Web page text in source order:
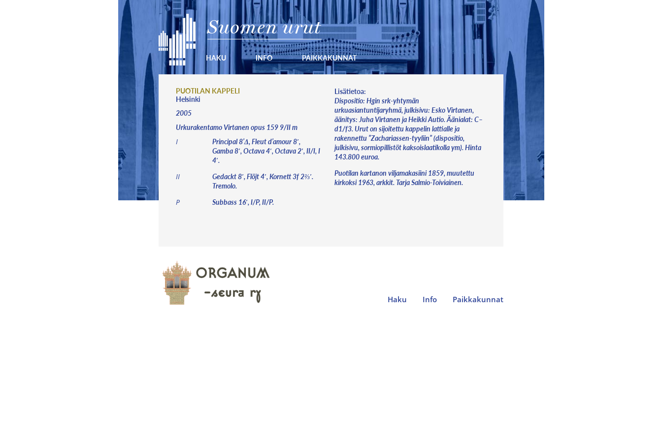
Suomen urut
HAKU INFO PAIKKAKUNNAT
PUOTILAN KAPPELI
Helsinki
2005
Urkurakentamo Virtanen opus 159 9/II m
I
Principal 8’Δ, Fleut d’amour 8′,
Gamba 8′, Octava 4′, Octava 2′, II/I, I
4′.
II
Gedackt 8′, Flöjt 4′, Kornett 3f 2⅔′.
Tremolo.
P Subbass 16′, I/P, II/P.
Lisätietoa:
Dispositio: Hgin srk-yhtymän
urkuasiantuntijaryhmä, julkisivu: Esko Virtanen,
äänitys: Juha Virtanen ja Heikki Autio. Äänialat: C–
d1/f3. Urut on sijoitettu kappelin lattialle ja
rakennettu ”Zachariassen-tyyliin” (dispositio,
julkisivu, sormiopillistöt kaksoislaatikolla ym). Hinta
143.800 euroa.
Puotilan kartanon viljamakasiini 1859, muutettu
kirkoksi 1963, arkkit. Tarja Salmio-Toiviainen.
Haku Info Paikkakunnat